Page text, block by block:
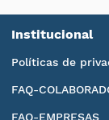
Institucional
Políticas de
FAQ-
FAQ-EMPRESAS